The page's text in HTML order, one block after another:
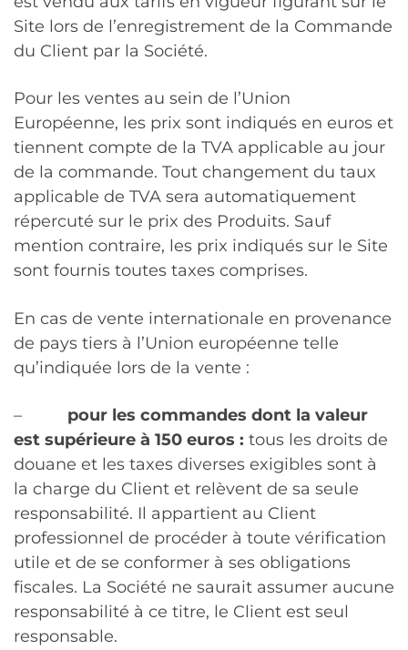
Site lors de l’enregistrement de la Commande
du Client par la Société.
Pour les ventes au sein de l’Union
Européenne, les prix sont indiqués en euros et
tiennent compte de la TVA applicable au jour
de la commande. Tout changement du taux
applicable de TVA sera automatiquement
répercuté sur le prix des Produits. Sauf
mention contraire, les prix indiqués sur le Site
sont fournis toutes taxes comprises.
En cas de vente internationale en provenance
de pays tiers à l’Union européenne telle
qu’indiquée lors de la vente :
– pour les commandes dont la valeur
est supérieure à 150 euros : tous les droits de
douane et les taxes diverses exigibles sont à
la charge du Client et relèvent de sa seule
responsabilité. Il appartient au Client
professionnel de procéder à toute vérification
utile et de se conformer à ses obligations
fiscales. La Société ne saurait assumer aucune
responsabilité à ce titre, le Client est seul
responsable.